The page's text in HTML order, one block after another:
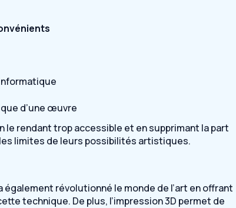
d’une œuvre
le rendant trop accessible et en supprimant la part
limites de leurs possibilités artistiques.
révolutionné le monde de l’art en offrant
technique. De plus, l’impression 3D permet de